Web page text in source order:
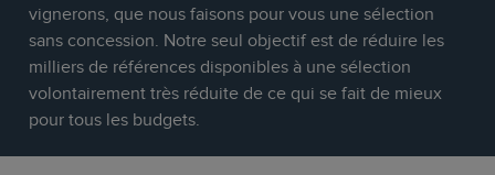
vignerons, que nous faisons pour vous une sélection
sans concession. Notre seul objectif est de réduire les
milliers de références disponibles à une sélection
volontairement très réduite de ce qui se fait de mieux
pour tous les budgets.